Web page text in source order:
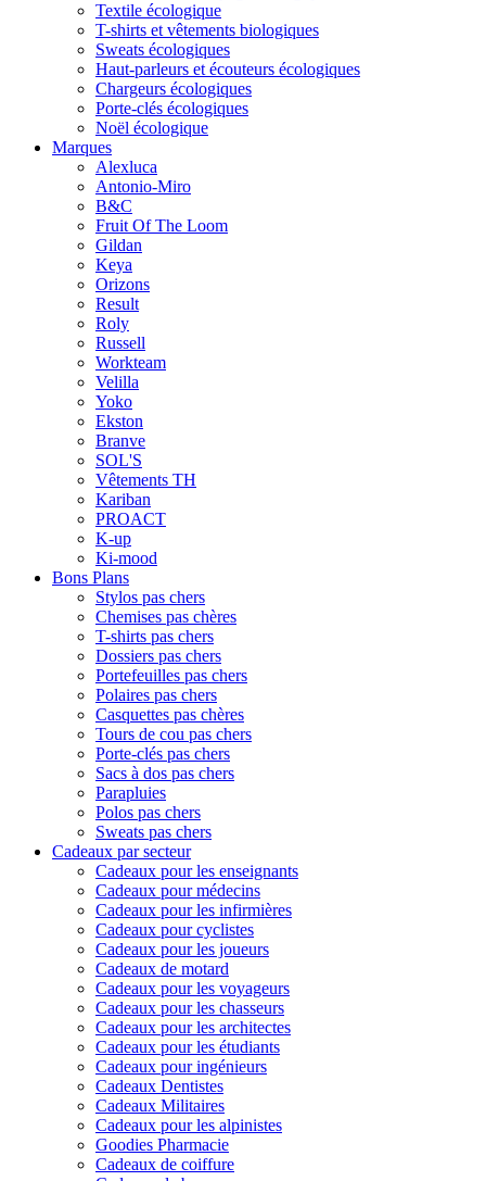
Textile écologique
T-shirts et vêtements biologiques
Sweats écologiques
Haut-parleurs et écouteurs écologiques
Chargeurs écologiques
Porte-clés écologiques
Noël écologique
Marques
Alexluca
Antonio-Miro
B&C
Fruit Of The Loom
Gildan
Keya
Orizons
Result
Roly
Russell
Workteam
Velilla
Yoko
Ekston
Branve
SOL'S
Vêtements TH
Kariban
PROACT
K-up
Ki-mood
Bons Plans
Stylos pas chers
Chemises pas chères
T-shirts pas chers
Dossiers pas chers
Portefeuilles pas chers
Polaires pas chers
Casquettes pas chères
Tours de cou pas chers
Porte-clés pas chers
Sacs à dos pas chers
Parapluies
Polos pas chers
Sweats pas chers
Cadeaux par secteur
Cadeaux pour les enseignants
Cadeaux pour médecins
Cadeaux pour les infirmières
Cadeaux pour cyclistes
Cadeaux pour les joueurs
Cadeaux de motard
Cadeaux pour les voyageurs
Cadeaux pour les chasseurs
Cadeaux pour les architectes
Cadeaux pour les étudiants
Cadeaux pour ingénieurs
Cadeaux Dentistes
Cadeaux Militaires
Cadeaux pour les alpinistes
Goodies Pharmacie
Cadeaux de coiffure